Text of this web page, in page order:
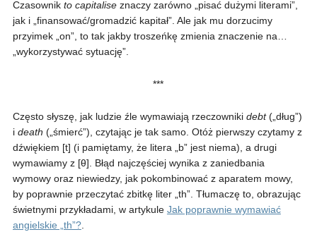
Czasownik to capitalise znaczy zarówno „pisać dużymi literami”,
jak i „finansować/gromadzić kapitał”. Ale jak mu dorzucimy
przyimek „on”, to tak jakby troszeńkę zmienia znaczenie na…
„wykorzystywać sytuację”.
***
Często słyszę, jak ludzie źle wymawiają rzeczowniki debt(„dług”)
i death („śmierć”), czytając je tak samo. Otóż pierwszy czytamy z
dźwiękiem [t] (i pamiętamy, że litera „b” jest niema), a drugi
wymawiamy z [θ]. Błąd najczęściej wynika z zaniedbania
wymowy oraz niewiedzy, jak pokombinować z aparatem mowy,
by poprawnie przeczytać zbitkę liter „th”. Tłumaczę to, obrazując
świetnymi przykładami, w artykule Jak poprawnie wymawiać
angielskie „th”?.